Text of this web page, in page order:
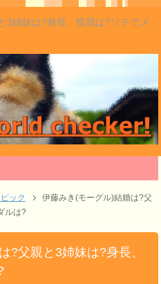
3姉妹は?身長、怪我は?ソチでメ
ック
伊藤みき(モーグル)結婚は?父
ルは?
?父親と3姉妹は?身長、